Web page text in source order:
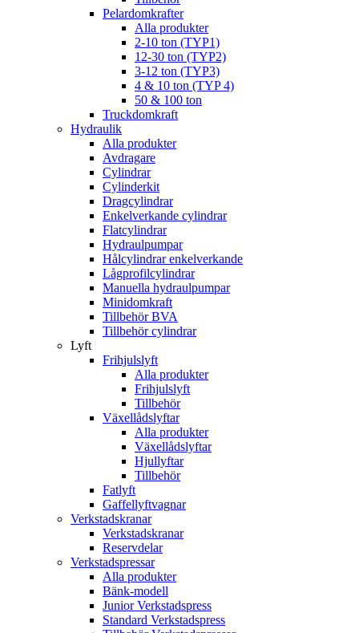
Pelardomkrafter
Alla produkter
2-10 ton (TYP1)
12-30 ton (TYP2)
3-12 ton (TYP3)
4 & 10 ton (TYP 4)
50 & 100 ton
Truckdomkraft
Hydraulik
Alla produkter
Avdragare
Cylindrar
Cylinderkit
Dragcylindrar
Enkelverkande cylindrar
Flatcylindrar
Hydraulpumpar
Hålcylindrar enkelverkande
Lågprofilcylindrar
Manuella hydraulpumpar
Minidomkraft
Tillbehör BVA
Tillbehör cylindrar
Lyft
Frihjulslyft
Alla produkter
Frihjulslyft
Tillbehör
Växellådslyftar
Alla produkter
Växellådslyftar
Hjullyftar
Tillbehör
Fatlyft
Gaffellyftvagnar
Verkstadskranar
Verkstadskranar
Reservdelar
Verkstadspressar
Alla produkter
Bänk-modell
Junior Verkstadspress
Standard Verkstadspress